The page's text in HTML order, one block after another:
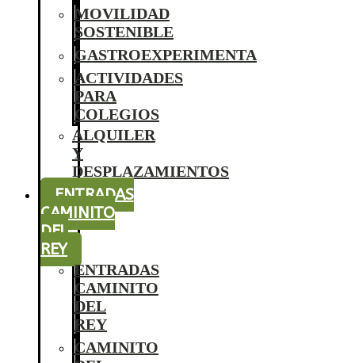
MOVILIDAD
SOSTENIBLE
GASTROEXPERIMENTA
ACTIVIDADES
PARA
COLEGIOS
ALQUILER
Y
DESPLAZAMIENTOS
ENTRADAS
CAMINITO
DEL
REY
ENTRADAS
CAMINITO
DEL
REY
CAMINITO